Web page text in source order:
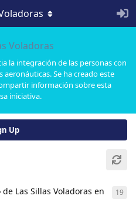
Voladoras
la integración de las personas con
aeronáuticas. Se ha creado este
información sobre esta
iniciativa.
Up
Las Sillas Voladoras en
19